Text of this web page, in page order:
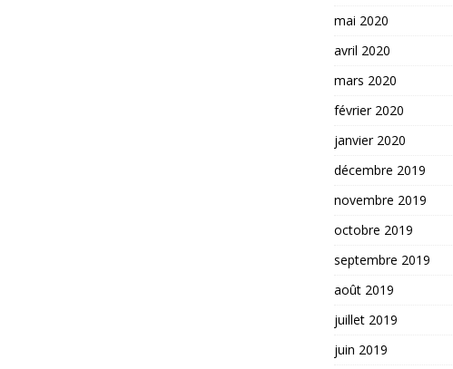
mai 2020
avril 2020
mars 2020
février 2020
janvier 2020
décembre 2019
novembre 2019
octobre 2019
septembre 2019
août 2019
juillet 2019
juin 2019